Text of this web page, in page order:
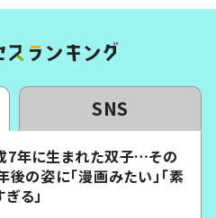
SNS
7年に生まれた双子…その
後の姿に「漫画みたい」「素
る」